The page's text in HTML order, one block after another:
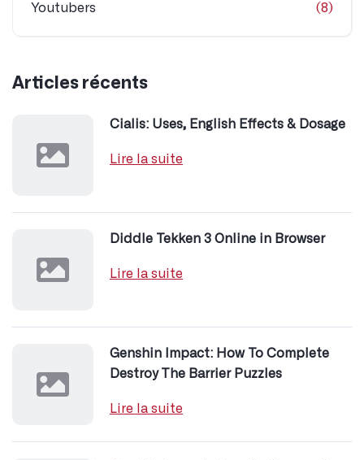
Youtubers (8)
Articles récents
Cialis: Uses, English Effects & Dosage
Lire la suite
Diddle Tekken 3 Online in Browser
Lire la suite
Genshin Impact: How To Complete
Destroy The Barrier Puzzles
Lire la suite